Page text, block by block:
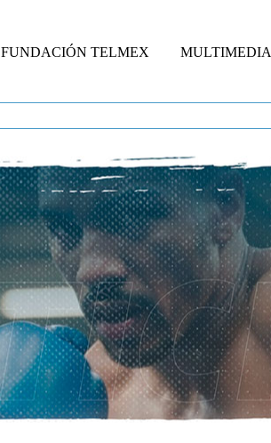
FUNDACIÓN TELMEX MULTIMEDIA